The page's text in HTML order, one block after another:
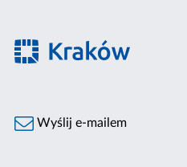
Wyślij e-mailem